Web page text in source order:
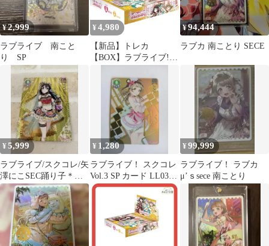
¥2,999
ラブライブ 南こと
り SP
¥ 4,980
【新品】トレカ
【BOX】ラブライブ!シ
ードゲーム ブースター
パック Royal Holiday
¥94,444
ラブカ 南ことり SECE
¥5,999
ラブライブ/スクコレ/矢
澤にこSEC踊り子＊難
あり
¥ 1,280
ラブライブ！ スクコレ
Vol.3 SP カード LL03-
078SP 南ことり
¥99,999
ラブライブ！ ラブカ
μ’ｓsece 南ことり